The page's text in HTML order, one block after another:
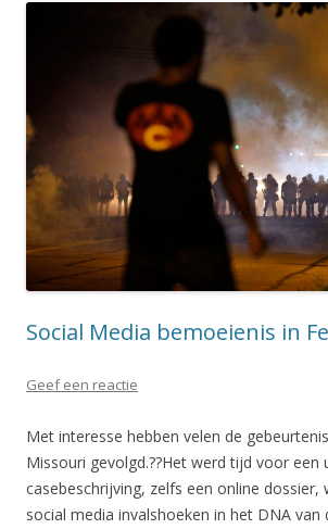
Social Media bemoeienis in
Geef een reactie
Met interesse hebben velen de
Missouri gevolgd.??Het werd tijd voor een
casebeschrijving, zelfs een online dossier,
social media invalshoeken in het DNA van